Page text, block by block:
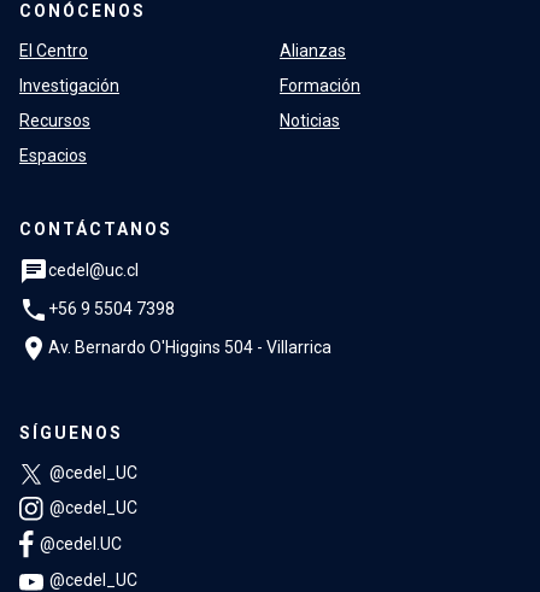
CONÓCENOS
El Centro
Investigación
Recursos
Espacios
Alianzas
Formación
Noticias
CONTÁCTANOS
chatcedel@uc.cl
phone +56 9 5504 7398
location_on Av. Bernardo O'Higgins 504 - Villarrica
SÍGUENOS
@cedel_UC
@cedel_UC
@cedel.UC
@cedel_UC